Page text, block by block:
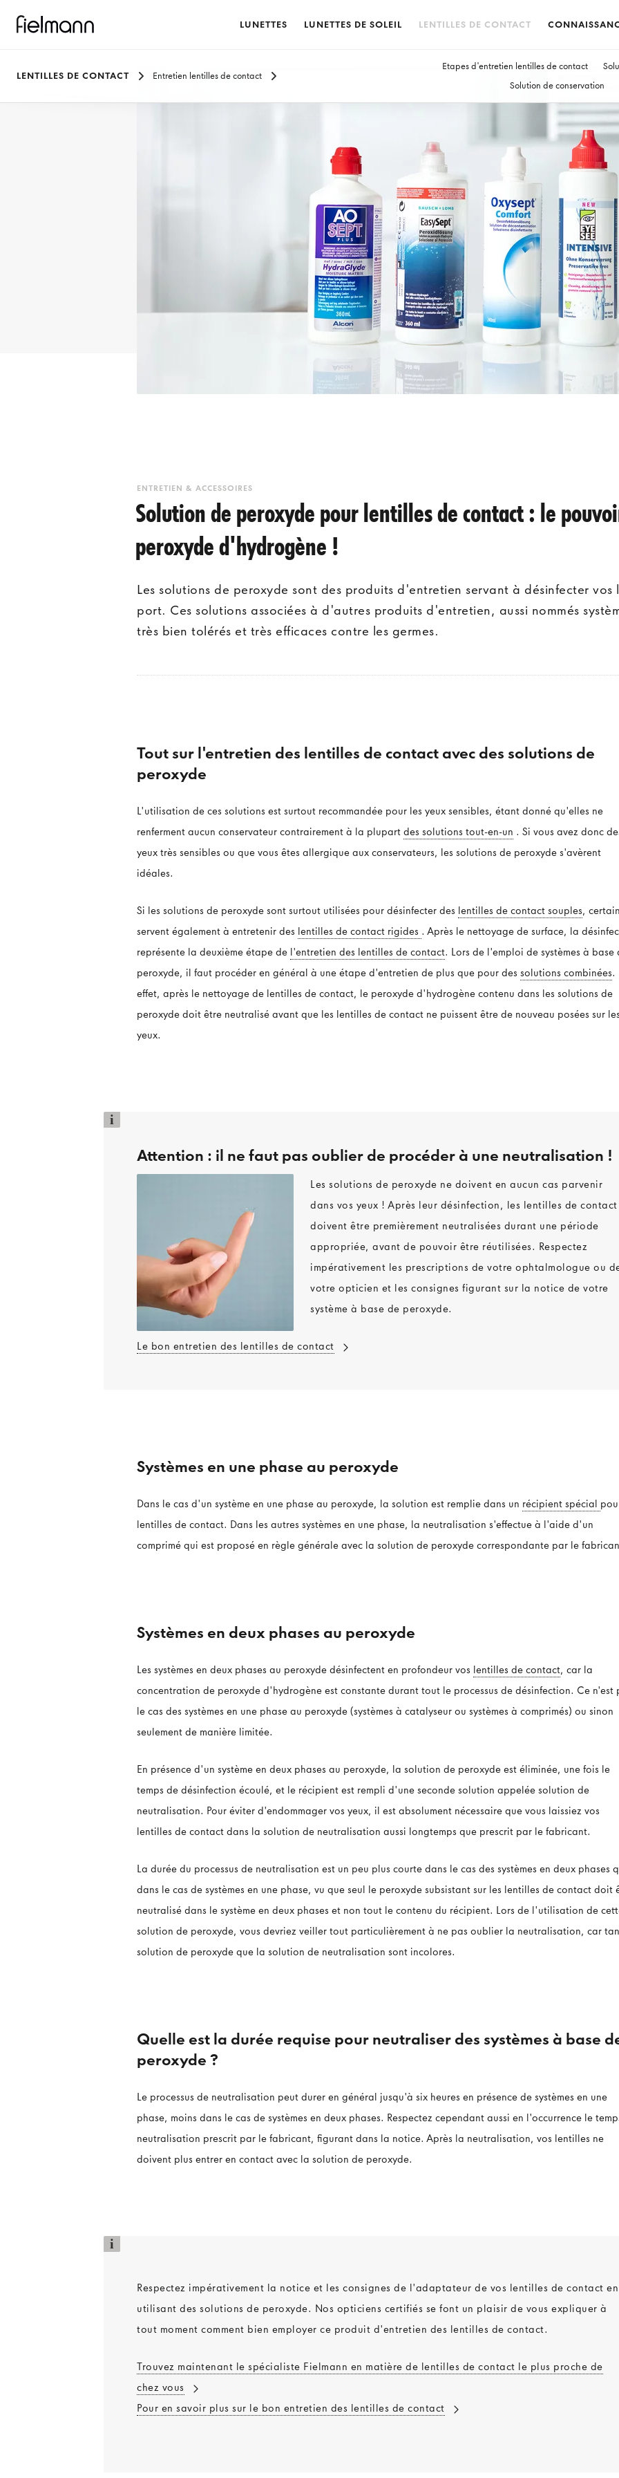
LUNETTES LUNETTES DE SOLEIL LENTILLES DE CONTACT
LENTILLES DE CONTACT Entretien lentilles de contact
Etapes d'entretien lentilles de contact
Solution de conservation
ENTRETIEN & ACCESSOIRES
Solution de peroxyde pour lentilles de contact : le
peroxyde d'hydrogène !
Les solutions de peroxyde sont des produits d'entretien servant à désinfecter
port. Ces solutions associées à d'autres produits d'entretien, aussi nommés
très bien tolérés et très efficaces contre les germes.
Tout sur l'entretien des lentilles de contact avec des solutions de
peroxyde
L'utilisation de ces solutions est surtout recommandée pour les yeux sensibles, étant donné qu'elles ne
renferment aucun conservateur contrairement à la plupart des solutions tout-en-un . Si vous avez donc
yeux très sensibles ou que vous êtes allergique aux conservateurs, les solutions de peroxyde s'avèrent
idéales.
Si les solutions de peroxyde sont surtout utilisées pour désinfecter des lentilles de contact souples,
servent également à entretenir des lentilles de contact rigides . Après le nettoyage de surface, la
représente la deuxième étape de l'entretien des lentilles de contact. Lors de l'emploi de systèmes à base
peroxyde, il faut procéder en général à une étape d'entretien de plus que pour des solutions combinées.
effet, après le nettoyage de lentilles de contact, le peroxyde d'hydrogène contenu dans les solutions de
peroxyde doit être neutralisé avant que les lentilles de contact ne puissent être de nouveau posées sur
yeux.
i
Attention : il ne faut pas oublier de procéder à une neutralisation !
Les solutions de peroxyde ne doivent en aucun cas parvenir
dans vos yeux ! Après leur désinfection, les lentilles de contact
doivent être premièrement neutralisées durant une période
appropriée, avant de pouvoir être réutilisées. Respectez
impérativement les prescriptions de votre ophtalmologue ou
votre opticien et les consignes figurant sur la notice de votre
système à base de peroxyde.
Le bon entretien des lentilles de contact
Systèmes en une phase au peroxyde
Dans le cas d'un système en une phase au peroxyde, la solution est remplie dans un récipient spécial
lentilles de contact. Dans les autres systèmes en une phase, la neutralisation s'effectue à l'aide d'un
comprimé qui est proposé en règle générale avec la solution de peroxyde correspondante par le
Systèmes en deux phases au peroxyde
Les systèmes en deux phases au peroxyde désinfectent en profondeur vos lentilles de contact, car la
concentration de peroxyde d'hydrogène est constante durant tout le processus de désinfection. Ce n'est
le cas des systèmes en une phase au peroxyde (systèmes à catalyseur ou systèmes à comprimés) ou sinon
seulement de manière limitée.
En présence d'un système en deux phases au peroxyde, la solution de peroxyde est éliminée, une fois le
temps de désinfection écoulé, et le récipient est rempli d'une seconde solution appelée solution de
neutralisation. Pour éviter d'endommager vos yeux, il est absolument nécessaire que vous laissiez vos
lentilles de contact dans la solution de neutralisation aussi longtemps que prescrit par le fabricant.
La durée du processus de neutralisation est un peu plus courte dans le cas des systèmes en deux phases
dans le cas de systèmes en une phase, vu que seul le peroxyde subsistant sur les lentilles de contact doit
neutralisé dans le système en deux phases et non tout le contenu du récipient. Lors de l'utilisation de
solution de peroxyde, vous devriez veiller tout particulièrement à ne pas oublier la neutralisation, car
solution de peroxyde que la solution de neutralisation sont incolores.
Quelle est la durée requise pour neutraliser des systèmes à base
peroxyde ?
Le processus de neutralisation peut durer en général jusqu'à six heures en présence de systèmes en une
phase, moins dans le cas de systèmes en deux phases. Respectez cependant aussi en l'occurrence le
neutralisation prescrit par le fabricant, figurant dans la notice. Après la neutralisation, vos lentilles ne
doivent plus entrer en contact avec la solution de peroxyde.
i
Respectez impérativement la notice et les consignes de l'adaptateur de vos lentilles de contact en
utilisant des solutions de peroxyde. Nos opticiens certifiés se font un plaisir de vous expliquer à
tout moment comment bien employer ce produit d'entretien des lentilles de contact.
Trouvez maintenant le spécialiste Fielmann en matière de lentilles de contact le plus proche de
chez vous
Pour en savoir plus sur le bon entretien des lentilles de contact